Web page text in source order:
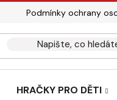
Podmínky ochrany
HRAČKY PRO DĚTI